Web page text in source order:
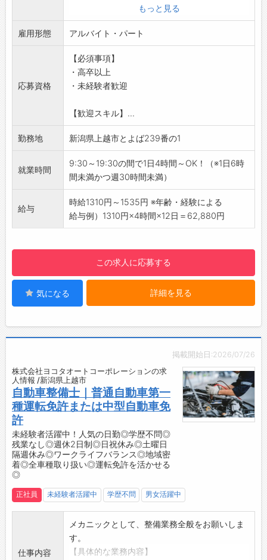
・男女問わず高い育児休暇取得率！（女性
100％取得）
・3連休以上必須で取得するリフレッシュ休暇
など、大企業ならではの柔軟な休暇制度を完備
しています。
・有休休暇は初年度10日（0.5日単位での取得
す。
【社内設備】
・個人ロッカー
・冷蔵庫
・電子レンジ
【具体的な業務内容】
・スマホ、タブレット等のご案内
・料金プランや各種サービスのご案内、ご提案
・故障や修理の対応、ご案内
・在庫や店頭ツールの発注、在庫管理
・イベントや出張販売
【おすすめポイント】
つきます♪
・個人ノルマは設けておりません！
・SoftBank以外の携帯ブランドを利用していて
・全国28市町村に店舗展開中の大手代理店で
す！
【やりがい】
・直接お客様から「ありがとう」の言葉をもら
室）がございます。
【研修制度・資格】
・商品知識および販売のロールプレイング
※個人差はありますが、おおよそ6ヶ月程度で基
本的は手続きを身につけることができます。
・携帯電話会社認定資格制度
です！
【職場の雰囲気・社風】
・スタッフの多数が業界・業種未経験スター
・ワークライフバランスがしっかり取れる会社
です◎
【社内設備】
・個人ロッカー
・冷蔵庫
・電子レンジ
もっと見る
雇用形態 アルバイト・パート
応募資格
【必須事項】
・高卒以上
・未経験者歓迎
【歓迎スキル】...
勤務地 新潟県上越市とよば239番の1
就業時間
9:30～19:30の間で1日4時間～OK！（※1日6時
間未満かつ週30時間未満）
給与
時給1310円～1535円 ※年齢・経験による
給与例）1310円×4時間×12日＝62,880円
この求人に応募する
気になる 詳細を見る
掲載開始日:2026/07/26
株式会社ヨコタオートコーポレーションの求
人情報 /新潟県上越市
自動車整備士｜普通自動車第一
種運転免許または中型自動車免
許
未経験者活躍中！人気の日勤◎学歴不問◎
残業なし◎週休2日制◎日祝休み◎土曜日
隔週休み◎ワークライフバランス◎地域密
着◎全車種取り扱い◎運転免許を活かせる
◎
正社員 未経験者活躍中 学歴不問 男女活躍中
仕事内容
メカニックとして、整備業務全般をお願いしま
す。
【具体的な業務内容】